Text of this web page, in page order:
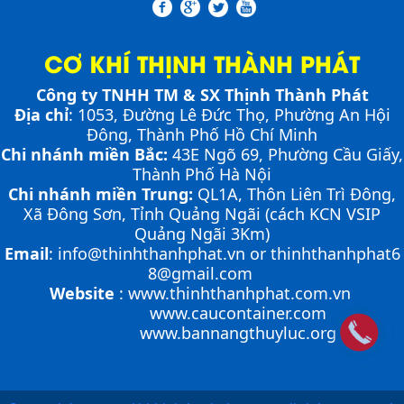
NHỮNG THIẾT BỊ CHUYÊN DỤNG TRONG
VẬN HÀNH KHO VẬN
PHƯƠNG PHÁP DI CHUYỂN CẦU XE NÂNG
CONTAINER
Cầu xe nâng là cầu nối tạo độ dốc để xe nâng có thể di
chuyển từ mặt đất lên container nhằm đóng và rút
hàng một cách nhanh chóng, an toàn, hiệu quả. Việc
di chuyển cầu dẫn lên container là một...
PHƯƠNG PHÁP ĐÓNG HÀNG LÊN
CONTAINER
Chia sẻ bí quyết và phương pháp đóng hàng lên
container một cách hiệu quả nhất
ỨNG DỤNG CỦA BÀN NÂNG THỦY LỰC
Cầu container - Giải pháp nâng dỡ hàng
container an toàn, hiệu quả
Cầu xe nâng tên tiếng anh là gì? | Cầu xe nâng
THỊNH THÀNH PHÁT
Cầu xe nâng tên tiếng Anh là gì??? Đây là điều khiến
khá nhiều người thắc mắc. Vậy hãy cùng với THỊNH
THÀNH PHÁT giải đáp nhé!!!
CƠ KHÍ THỊNH THÀNH PHÁT
Công ty TNHH TM & SX Thịnh Thành Phát
Địa chỉ: 1053, Đường Lê Đức Thọ, Phường An Hội
Đông, Thành Phố Hồ Chí Minh
Chi nhánh miền Bắc: 43E Ngõ 69, Phường Cầu Giấy,
Thành Phố Hà Nội
Chi nhánh miền Trung: QL1A, Thôn Liên Trì Đông,
Xã Đông Sơn, Tỉnh Quảng Ngãi (cách KCN VSIP
Quảng Ngãi 3Km)
Email: info@thinhthanhphat.vn or thinhthanhphat6
8@gmail.com
Website : www.thinhthanhphat.com.vn
www.caucontainer.com
www.bannangthuyluc.org